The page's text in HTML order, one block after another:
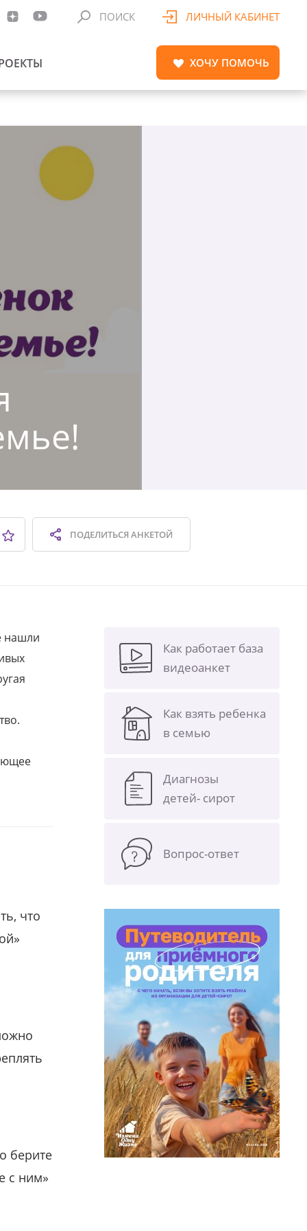
ПОИСК ЛИЧНЫЙ КАБИНЕТ
ХОЧУ ПОМОЧЬ
ПОДЕЛИТЬСЯАНКЕТОЙ
нашли
что
берите
с ним»
Как работает база
видеоанкет
Как взять ребенка
в семью
Диагнозы
детей- сирот
Вопрос-ответ